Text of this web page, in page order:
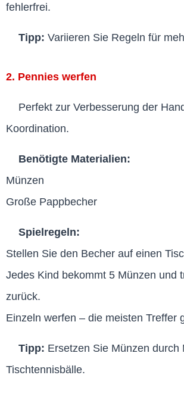
fehlerfrei.
Tipp: Variieren Sie Regeln für
2. Pennies werfen
Perfekt zur Verbesserung der
Koordination.
Benötigte Materialien:
Münzen
Große Pappbecher
Spielregeln:
Stellen Sie den Becher auf einen
Jedes Kind bekommt 5 Münzen und
zurück.
Einzeln werfen – die meisten Treffer
Tipp: Ersetzen Sie Münzen durch
Tischtennisbälle.